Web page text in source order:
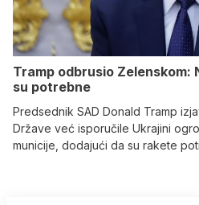
Tramp odbrusio Zelenskom:
su potrebne
Predsednik SAD Donald Tramp
Države već isporučile Ukrajini
municije, dodajući da su rakete